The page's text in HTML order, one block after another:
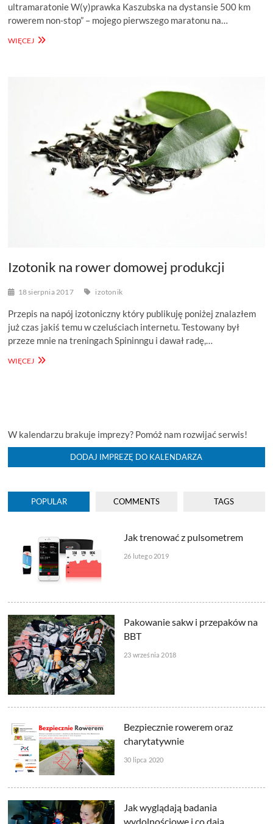
ultramaratonie W(y)prawka Kaszubska na dystansie 500 km
rowerem non-stop” – mojego pierwszego maratonu na…
WIĘCEJO
Izotonik na rower domowej produkcji
18 sierpnia 2017 izotonik
Przepis na napój izotoniczny który publikuję poniżej znalazłem
już czas jakiś temu w czeluściach internetu. Testowany był
przeze mnie na treningach Spininngu i dawał radę,…
WIĘCEJIZOTONIK
W kalendarzu brakuje imprezy? Pomóż nam rozwijać serwis!
DODAJ IMPREZĘ DO KALENDARZA
POPULAR COMMENTS TAGS
Jak trenować z pulsometrem
26 lutego 2019
Pakowanie sakw i przepaków na
BBT
23 września 2018
Bezpiecznie rowerem oraz
charytatywnie
30 lipca 2020
Jak wyglądają badania
wydolnościowe i co dają